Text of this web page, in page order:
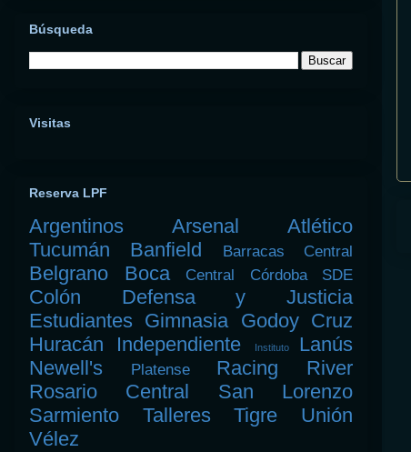
Búsqueda
Visitas
Reserva LPF
Argentinos Arsenal
Atlético
Tucumán
Banfield Barracas Central
Belgrano Boca Central Córdoba SDE
Colón
Defensa y Justicia
Estudiantes Gimnasia Godoy Cruz
Huracán
Independiente Instituto
Lanús
Newell's
Platense Racing
River
Rosario Central
San Lorenzo
Sarmiento
Talleres Tigre
Unión
Vélez